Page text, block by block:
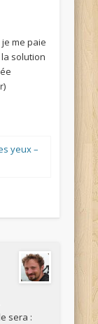
me paie
la solution
yeux –
sera :